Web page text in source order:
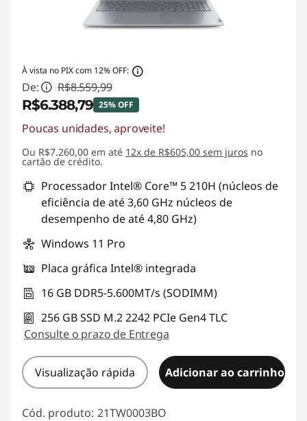
À vista no PIX com 12% OFF:
De: R$8.559,99
R$6.388,79 25% OFF
Economias instantâneas :
Poucas unidades, aproveite!
Ou R$7.260,00 em até 12x de R$605,00 sem juros no
cartão de crédito.
Processador Intel® Core™ 5 210H (núcleos de
eficiência de até 3,60 GHz núcleos de
desempenho de até 4,80 GHz)
Windows 11 Pro
Placa gráfica Intel® integrada
16 GB DDR5-5.600MT/s (SODIMM)
256 GB SSD M.2 2242 PCIe Gen4 TLC
Consulte o prazo de Entrega
Visualização rápida Adicionar ao carrinho
Cód. produto: 21TW0003BO